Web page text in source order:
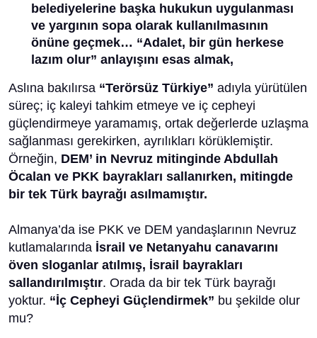
belediyelerine başka hukukun uygulanması
ve yargının sopa olarak kullanılmasının
önüne geçmek… “Adalet, bir gün herkese
lazım olur” anlayışını esas almak,
Aslına bakılırsa “Terörsüz Türkiye” adıyla yürütülen
süreç; iç kaleyi tahkim etmeye ve iç cepheyi
güçlendirmeye yaramamış, ortak değerlerde uzlaşma
sağlanması gerekirken, ayrılıkları körüklemiştir.
Örneğin, DEM’ in Nevruz mitinginde Abdullah
Öcalan ve PKK bayrakları sallanırken, mitingde
bir tek Türk bayrağı asılmamıştır.
Almanya’da ise PKK ve DEM yandaşlarının Nevruz
kutlamalarında İsrail ve Netanyahu canavarını
öven sloganlar atılmış, İsrail bayrakları
sallandırılmıştır. Orada da bir tek Türk bayrağı
yoktur. “İç Cepheyi Güçlendirmek” bu şekilde olur
mu?